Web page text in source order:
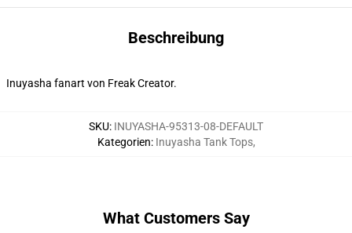
Beschreibung
Inuyasha fanart von Freak Creator.
SKU: INUYASHA-95313-08-DEFAULT
Kategorien: Inuyasha Tank Tops,
What Customers Say